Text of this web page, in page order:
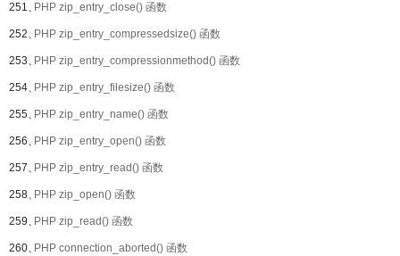
251、PHP zip_entry_close() 函数
252、PHP zip_entry_compressedsize() 函数
253、PHP zip_entry_compressionmethod() 函数
254、PHP zip_entry_filesize() 函数
255、PHP zip_entry_name() 函数
256、PHP zip_entry_open() 函数
257、PHP zip_entry_read() 函数
258、PHP zip_open() 函数
259、PHP zip_read() 函数
260、PHP connection_aborted() 函数